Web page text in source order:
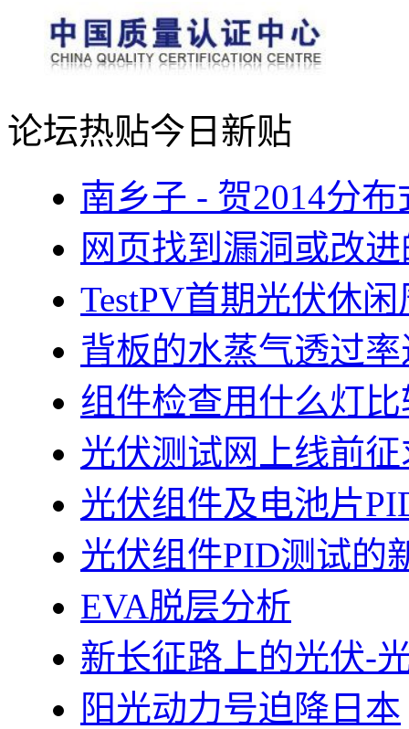
论坛热贴今日新贴
南乡子 - 贺2014分
网页找到漏洞或改
TestPV首期光伏休
背板的水蒸气透过
组件检查用什么灯
光伏测试网上线前
光伏组件及电池片
光伏组件PID测试的
EVA脱层分析
新长征路上的光伏-
阳光动力号迫降日本